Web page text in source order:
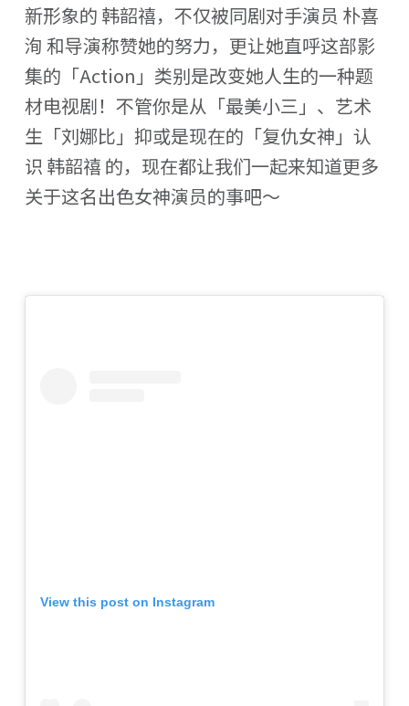
新形象的 韩韶禧，不仅被同剧对手演员 朴喜
洵 和导演称赞她的努力，更让她直呼这部影
集的「Action」类别是改变她人生的一种题
材电视剧！不管你是从「最美小三」、艺术
生「刘娜比」抑或是现在的「复仇女神」认
识 韩韶禧 的，现在都让我们一起来知道更多
关于这名出色女神演员的事吧～
View this post on Instagram